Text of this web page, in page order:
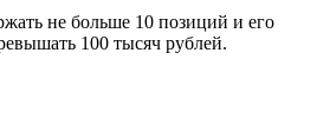
не больше 10 позиций и его
100 тысяч рублей.